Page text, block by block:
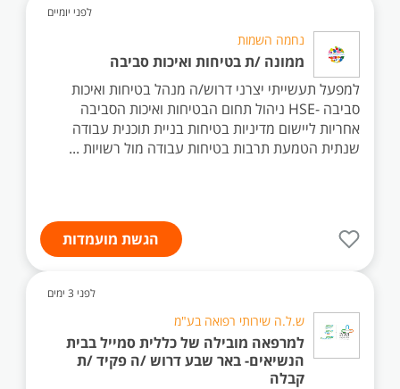
לפני יומיים
נחמה השמות
ממונה /ת בטיחות ואיכות סביבה
למפעל תעשייתי יצרני דרוש/ה מנהל בטיחות ואיכות
סביבה -HSE ניהול תחום הבטיחות ואיכות הסביבה
אחריות ליישום מדיניות בטיחות בניית תוכנית עבודה
שנתית הטמעת תרבות בטיחות עבודה מול רשויות ...
הגשת מועמדות
לפני 3 ימים
ש.ל.ה שירותי רפואה בע"מ
למרפאה מובילה של כללית סמייל בבית
הנשיאים- באר שבע דרוש /ה פקיד /ת
קבלה